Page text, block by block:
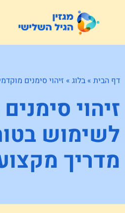
דף הבית » בלוג » זיהוי סימנים
זיהוי
לשימוש
מדריך